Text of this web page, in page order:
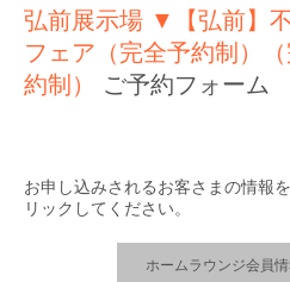
弘前展示場 ▼【弘前】
フェア（完全予約制）
約制）
ご予約フォーム
お申し込みされるお客さまの情報を
リックしてください。
ホームラウンジ会員